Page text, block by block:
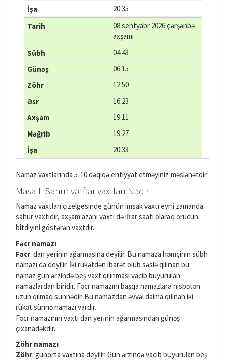
20:35
08 sentyabr 2026 çərşənbə
axşamı
04:43
06:15
12:50
16:23
19:11
19:27
20:33
Namaz vaxtlarında 5-10 dəqiqə ehtiyyat etməyiniz məsləhətdir.
Masallı Sahur və iftar vaxtları Nədir
Namaz vaxtları çizelgesinde günün imsak vaxtı eyni zamanda
sahur vaxtıdır, axşam azanı vaxtı də iftar saatı olaraq orucun
bitdiyini göstərən vaxtdır.
Fəcr namazı
Fəcr: dan yerinin ağarmasına deyilir. Bu namaza həmçinin sübh
namazı da deyilir. İki rükətdən ibarət olub səslə qılınan bu
namaz gün ərzində beş vaxt qılınması vacib buyurulan
namazlardan biridir. Fəcr namazını başqa namazlara nisbətən
uzun qılmaq sünnədir. Bu namazdan əvvəl daima qılınan iki
rükət sünnə namazı vardır.
Fəcr namazının vaxtı dan yerinin ağarmasından günəş
çıxanadəkdir.
Zöhr namazı
Zöhr: günorta vaxtına deyilir. Gün ərzində vacib buyurulan beş